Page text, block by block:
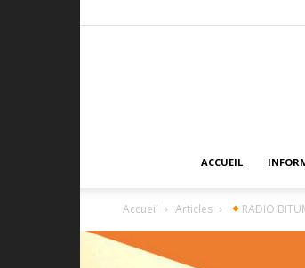
ACCUEIL
Accueil Articles RADIO